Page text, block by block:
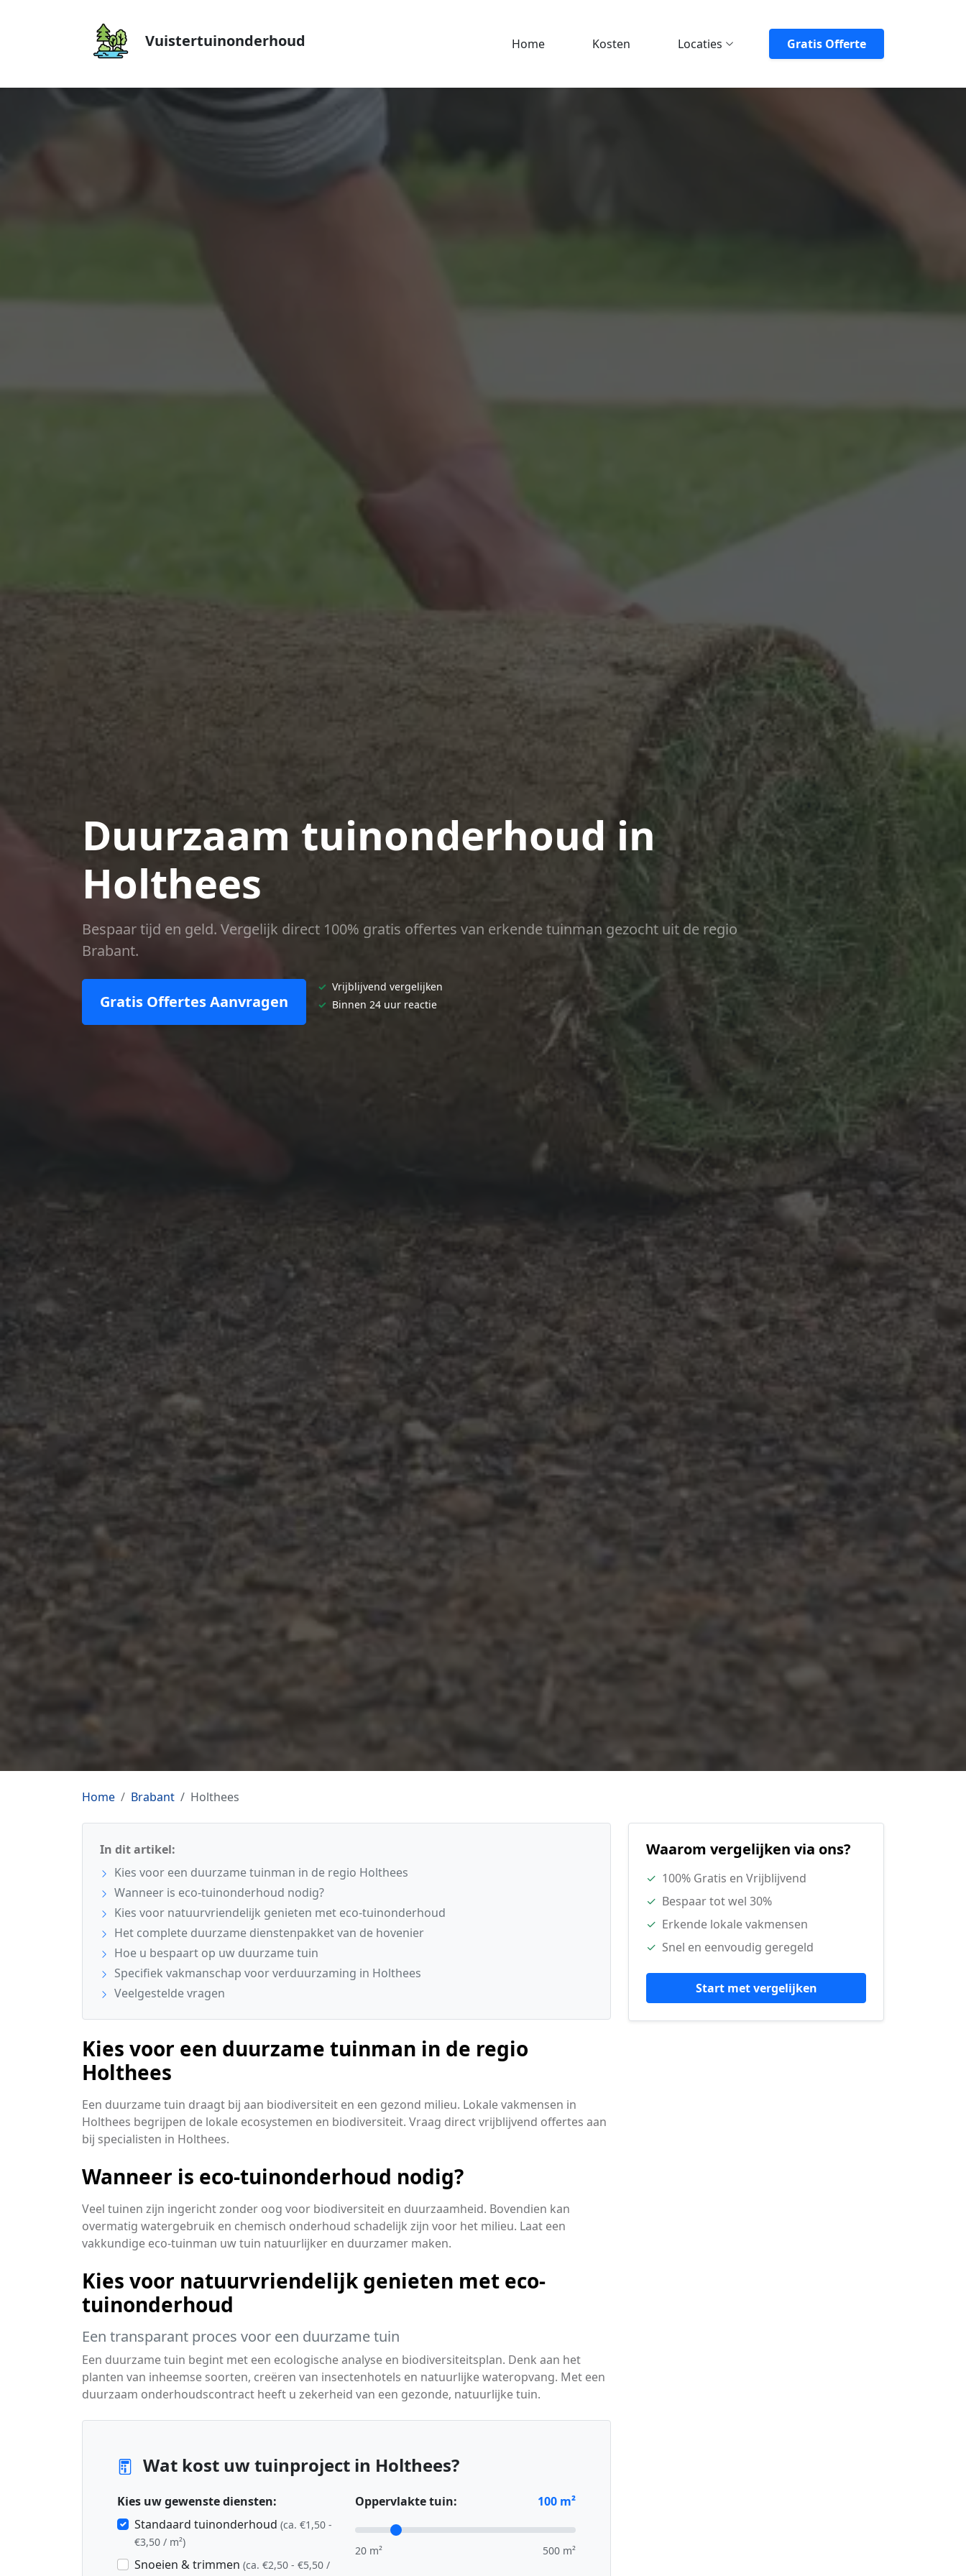
Vuistertuinonderhoud Home Kosten Locaties Gratis Offerte
Duurzaam tuinonderhoud in
Holthees
Bespaar tijd en geld. Vergelijk direct 100% gratis offertes van erkende tuinman gezocht uit de regio
Brabant.
Gratis Offertes Aanvragen
✓ Vrijblijvend vergelijken
✓ Binnen 24 uur reactie
Home Brabant Holthees
In dit artikel:
Kies voor een duurzame tuinman in de regio Holthees
Wanneer is eco-tuinonderhoud nodig?
Kies voor natuurvriendelijk genieten met eco-tuinonderhoud
Het complete duurzame dienstenpakket van de hovenier
Hoe u bespaart op uw duurzame tuin
Specifiek vakmanschap voor verduurzaming in Holthees
Veelgestelde vragen
Kies voor een duurzame tuinman in de regio
Holthees
Een duurzame tuin draagt bij aan biodiversiteit en een gezond milieu. Lokale vakmensen in
Holthees begrijpen de lokale ecosystemen en biodiversiteit. Vraag direct vrijblijvend offertes aan
bij specialisten in Holthees.
Wanneer is eco-tuinonderhoud nodig?
Veel tuinen zijn ingericht zonder oog voor biodiversiteit en duurzaamheid. Bovendien kan
overmatig watergebruik en chemisch onderhoud schadelijk zijn voor het milieu. Laat een
vakkundige eco-tuinman uw tuin natuurlijker en duurzamer maken.
Kies voor natuurvriendelijk genieten met eco-
tuinonderhoud
Een transparant proces voor een duurzame tuin
Een duurzame tuin begint met een ecologische analyse en biodiversiteitsplan. Denk aan het
planten van inheemse soorten, creëren van insectenhotels en natuurlijke wateropvang. Met een
duurzaam onderhoudscontract heeft u zekerheid van een gezonde, natuurlijke tuin.
Wat kost uw tuinproject in Holthees?
Kies uw gewenste diensten:
Standaard tuinonderhoud (ca. €1,50 -
€3,50 / m²)
Snoeien & trimmen (ca. €2,50 - €5,50 /
Oppervlakte tuin: 100 m²
20 m² 500 m²
Waarom vergelijken via ons?
✓ 100% Gratis en Vrijblijvend
✓ Bespaar tot wel 30%
✓ Erkende lokale vakmensen
✓ Snel en eenvoudig geregeld
Start met vergelijken